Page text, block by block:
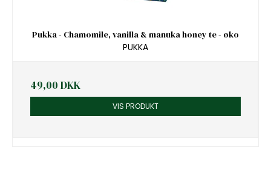
Pukka - Chamomile, vanilla & manuka honey te - øko
PUKKA
49,00 DKK
VIS PRODUKT